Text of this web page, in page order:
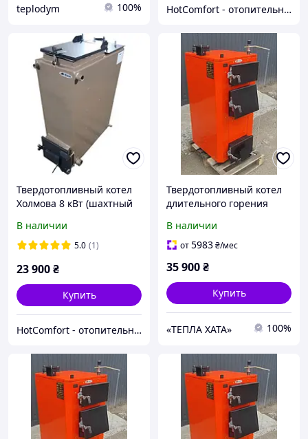
teplodym 100% HotComfort - отопительная техника
Твердотопливный котел
Холмова 8 кВт (шахтный
Bizon FS-8 Eko
В наличии
5.0 (1)
23 900₴
Купить
HotComfort - отопительная техника
Твердотопливный котел
длительного горения
кВт
В наличии
от5983₴/мес
35 900₴
Купить
«ТЕПЛА ХАТА» 100%